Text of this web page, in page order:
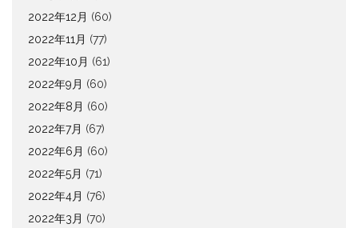
2022年12月 (60)
2022年11月 (77)
2022年10月 (61)
2022年9月 (60)
2022年8月 (60)
2022年7月 (67)
2022年6月 (60)
2022年5月 (71)
2022年4月 (76)
2022年3月 (70)